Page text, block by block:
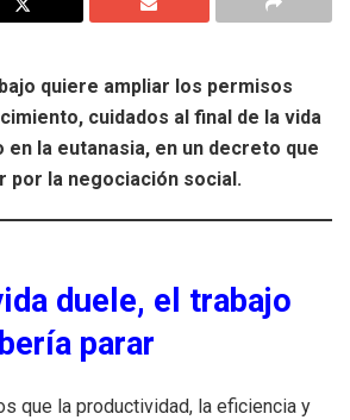
quiere ampliar los permisos
cuidados al final de la vida
en la eutanasia, en un decreto que
por la negociación social.
duele, el trabajo
parar
que la productividad, la eficiencia y